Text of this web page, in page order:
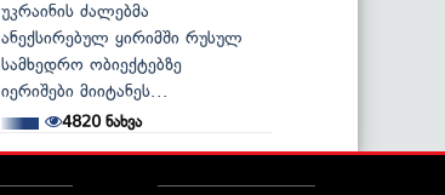
უკრაინის ძალებმა
ანექსირებულ ყირიმში რუსულ
სამხედრო ობიექტებზე
იერიშები მიიტანეს...
4820ნახვა